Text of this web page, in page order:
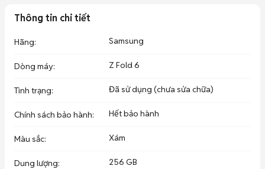
🏡 Store 1: 𝟏𝟕𝟓 𝐂𝐚́𝐜𝐡 𝐌𝐚̣𝐧𝐠 𝐓𝐡𝐚́𝐧𝐠 𝟖, 𝐏.𝟓, 𝐐.𝟑, 𝐓𝐏.𝐇𝐂𝐌.
Thông tin chi tiết
Hãng: Samsung
Dòng máy: Z Fold 6
Tình trạng: Đã sử dụng (chưa sửa chữa)
Chính sách bảo hành: Hết bảo hành
Màu sắc: Xám
Dung lượng: 256 GB